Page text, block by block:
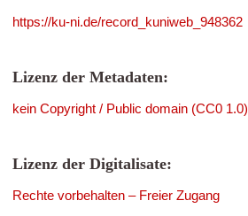
https://ku-ni.de/record_kuniweb_948362
Lizenz der Metadaten:
kein Copyright / Public domain (CC0 1.0)
Lizenz der Digitalisate:
Rechte vorbehalten – Freier Zugang